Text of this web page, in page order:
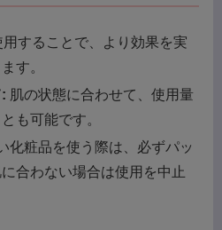
することで、より効果を実
す。
肌の状態に合わせて、使用量
も可能です。
化粧品を使う際は、必ずパッ
合わない場合は使用を中止